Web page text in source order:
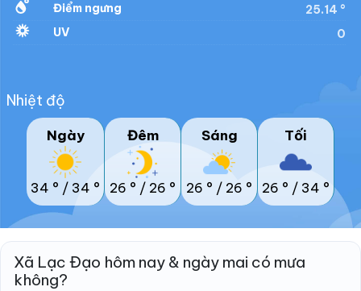
Điểm ngưng
25.14 °
UV
0
Nhiệt độ
Ngày
34 ° / 34 °
Đêm
26 ° / 26 °
Sáng
26 ° / 26 °
Tối
26 ° / 34 °
Xã Lạc Đạo hôm nay & ngày mai có mưa
không?